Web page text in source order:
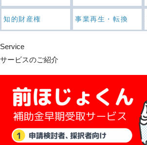
知的財産権 事業再生・転換
Service
サービスのご紹介